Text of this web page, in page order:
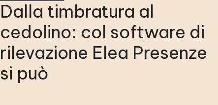
Dalla timbratura al
cedolino: col software di
rilevazione Elea Presenze
si può